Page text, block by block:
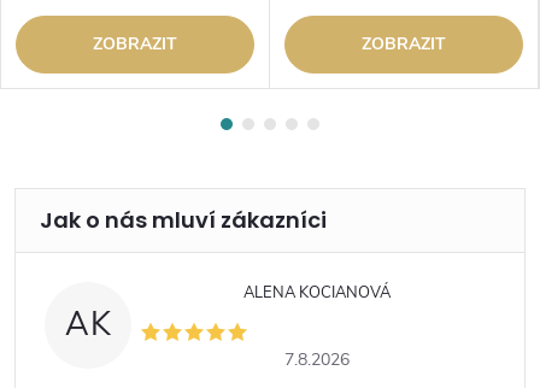
ZOBRAZIT ZOBRAZIT
AK
ALENA KOCIANOVÁ
7.8.2026